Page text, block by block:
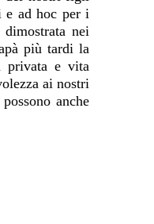
e ad hoc per i
nei
più tardi la
privata e vita
ai nostri
anche